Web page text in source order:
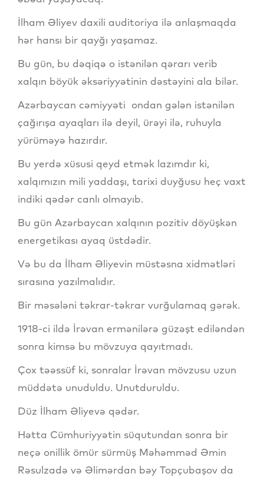
İlham Əliyev daxili auditoriya ilə anlaşmaqda
hər hansı bir qayğı yaşamaz.
Bu gün, bu dəqiqə o istənilən qərarı verib
xalqın böyük əksəriyyətinin dəstəyini ala bilər.
Azərbaycan cəmiyyəti ondan gələn istənilən
çağırışa ayaqları ilə deyil, ürəyi ilə, ruhuyla
yürüməyə hazırdır.
Bu yerdə xüsusi qeyd etmək lazımdır ki,
xalqımızın mili yaddaşı, tarixi duyğusu heç vaxt
indiki qədər canlı olmayıb.
Bu gün Azərbaycan xalqının pozitiv döyüşkən
energetikası ayaq üstdədir.
Və bu da İlham Əliyevin müstəsna xidmətləri
sırasına yazılmalıdır.
Bir məsələni təkrar-təkrar vurğulamaq gərək.
1918-ci ildə İrəvan ermənilərə güzəşt ediləndən
sonra kimsə bu mövzuya qayıtmadı.
Çox təəssüf ki, sonralar İrəvan mövzusu uzun
müddətə unuduldu. Unutduruldu.
Düz İlham Əliyevə qədər.
Hətta Cümhuriyyətin süqutundan sonra bir
neçə onillik ömür sürmüş Məhəmməd Əmin
Rəsulzadə və Əlimərdan bəy Topçubaşov da